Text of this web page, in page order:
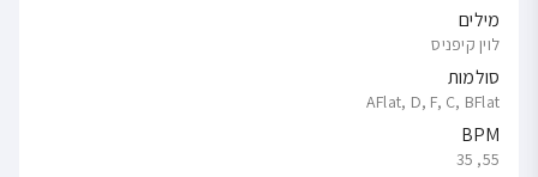
מילים
לוין קיפניס
סולמות
AFlat, D, F, C, BFlat
BPM
55, 35